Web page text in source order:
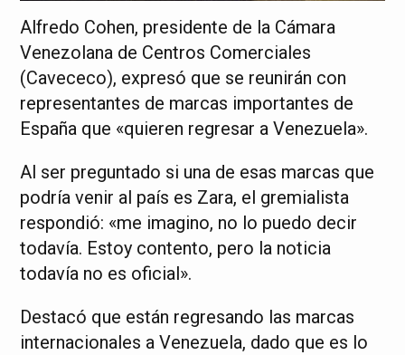
Alfredo Cohen, presidente de la Cámara
Venezolana de Centros Comerciales
(Cavececo), expresó que se reunirán con
representantes de marcas importantes de
España que «quieren regresar a Venezuela».
Al ser preguntado si una de esas marcas que
podría venir al país es Zara, el gremialista
respondió: «me imagino, no lo puedo decir
todavía. Estoy contento, pero la noticia
todavía no es oficial».
Destacó que están regresando las marcas
internacionales a Venezuela, dado que es lo